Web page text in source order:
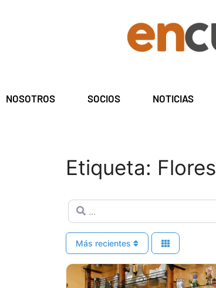
NOSOTROS SOCIOS NOTICIAS
Etiqueta: Flores
...
Más recientes